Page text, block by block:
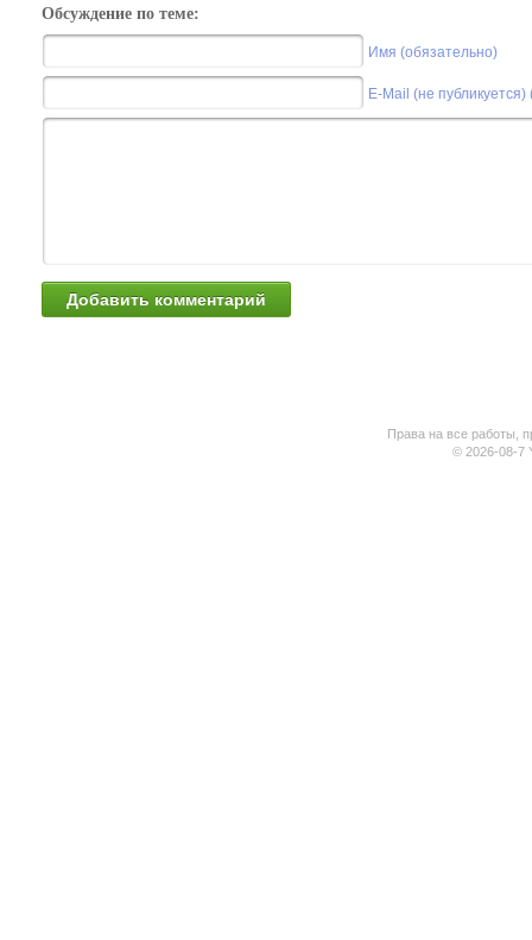
Обсуждение по теме:
Имя (обязательно)
E-Mail (не
Права на все работы,
© 2026-08-7